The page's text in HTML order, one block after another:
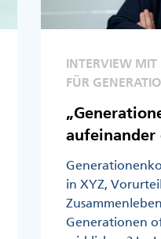
INTERVIEW
FÜR
aufeinander
in XYZ,
Generationen